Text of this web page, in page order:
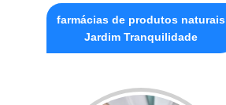
farmácias de produtos naturais
Jardim Tranquilidade